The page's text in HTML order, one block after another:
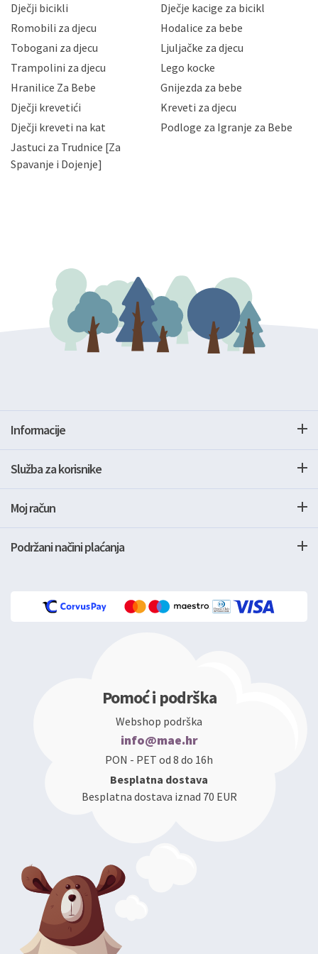
gubitka ili uništenja. Mae.hr štiti privatnost svojih
korisnika i posjetitelja web stranica, čuva povjerljivost
Vaših osobnih podataka te omogućava pristup i
priopćavanje osobnih podataka samo onim svojim
zaposlenicima kojima su isti potrebni radi provedbe
slučajevima koji su dozvoljeni zakonima. Napominjemo
da možete u svako doba, u potpunosti ili djelomice,
zatražiti prestanak aktivnosti obrade Vaših osobnih
podataka. Opoziv privole možete podnijeti poštom na
gore navedenu adresu ili e-mailom na adresu:
Dječji bicikli
Dječje kacige za bicikl
Romobili za djecu
Hodalice za bebe
Tobogani za djecu
Ljuljačke za djecu
Trampolini za djecu
Lego kocke
Hranilice Za Bebe
Gnijezda za bebe
Dječji krevetići
Kreveti za djecu
Dječji kreveti na kat
Podloge za Igranje za Bebe
Jastuci za Trudnice [Za
Spavanje i Dojenje]
Informacije
Služba za korisnike
Moj račun
Podržani načini plaćanja
Pomoć i podrška
Webshop podrška
info@mae.hr
PON - PET od 8 do 16h
Besplatna dostava
Besplatna dostava iznad 70 EUR